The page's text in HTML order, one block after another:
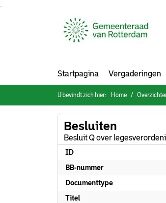
Startpagina Vergaderingen
U bevindt zich hier: Home
Besluiten
Besluit Q over
ID
BB-nummer
Documenttype
Titel